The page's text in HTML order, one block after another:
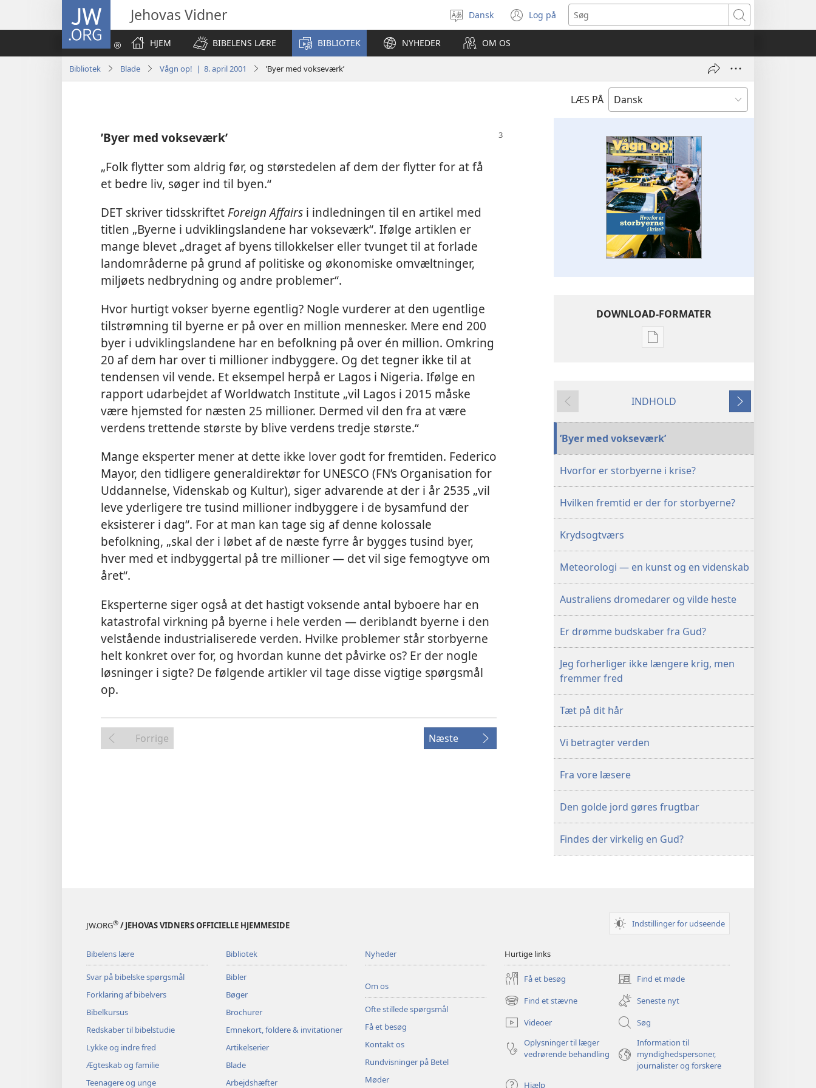
JW.ORG Jehovas Vidner
Vælg
sprog
Dansk Log på
(åbner
nyt
Søg
HJEM
BIBELENS LÆRE BIBLIOTEK NYHEDER OM OS
Bibliotek Blade Vågn op! | 8. april 2001 ’Byer med vokseværk’
LÆS PÅ
’Byer med vokseværk’
„Folk flytter som aldrig før, og størstedelen af dem der flytter for at få
et bedre liv, søger ind til byen.“
DET skriver tidsskriftetForeign Affairs i indledningen til en artikel med
titlen „Byerne i udviklingslandene har vokseværk“. Ifølge artiklen er
mange blevet „draget af byens tillokkelser eller tvunget til at forlade
landområderne på grund af politiske og økonomiske omvæltninger,
miljøets nedbrydning og andre problemer“.
Hvor hurtigt vokser byerne egentlig? Nogle vurderer at den ugentlige
tilstrømning til byerne er på over en million mennesker. Mere end 200
byer i udviklingslandene har en befolkning på over én million. Omkring
20 af dem har over ti millioner indbyggere. Og det tegner ikke til at
tendensen vil vende. Et eksempel herpå er Lagos i Nigeria. Ifølge en
rapport udarbejdet af Worldwatch Institute „vil Lagos i 2015 måske
være hjemsted for næsten 25 millioner. Dermed vil den fra at være
verdens trettende største by blive verdens tredje største.“
Mange eksperter mener at dette ikke lover godt for fremtiden. Federico
Mayor, den tidligere generaldirektør for UNESCO (FN’s Organisation for
Uddannelse, Videnskab og Kultur), siger advarende at der i år 2535 „vil
leve yderligere tre tusind millioner indbyggere i de bysamfund der
eksisterer i dag“. For at man kan tage sig af denne kolossale
befolkning, „skal der i løbet af de næste fyrre år bygges tusind byer,
hver med et indbyggertal på tre millioner — det vil sige femogtyve om
året“.
Eksperterne siger også at det hastigt voksende antal byboere har en
katastrofal virkning på byerne i hele verden — deriblandt byerne i den
velstående industrialiserede verden. Hvilke problemer står storbyerne
helt konkret over for, og hvordan kunne det påvirke os? Er der nogle
løsninger i sigte? De følgende artikler vil tage disse vigtige spørgsmål
op.
Forrige Næste
DOWNLOAD-FORMATER
Indstillinger
publikationer
8.
april
Forrige
INDHOLD
Næste
’Byer med vokseværk’
Hvorfor er storbyerne i krise?
Hvilken fremtid er der for storbyerne?
Krydsogtværs
Meteorologi — en kunst og en videnskab
Australiens dromedarer og vilde heste
Er drømme budskaber fra Gud?
Jeg forherliger ikke længere krig, men
fremmer fred
Tæt på dit hår
Vi betragter verden
Fra vore læsere
Den golde jord gøres frugtbar
Findes der virkelig en Gud?
JW.ORG® / JEHOVAS VIDNERS OFFICIELLE HJEMMESIDE Indstillinger for udseende
Bibelens lære
Svar på bibelske spørgsmål
Forklaring af bibelvers
Bibelkursus
Redskaber til bibelstudie
Lykke og indre fred
Ægteskab og familie
Teenagere og unge
Bibliotek
Bibler
Bøger
Brochurer
Emnekort, foldere & invitationer
Artikelserier
Blade
Arbejdshæfter
Nyheder
Om os
Ofte stillede spørgsmål
Få et besøg
Kontakt os
Rundvisninger på Betel
Møder
Hurtige links
Få et besøg Find et møde
(åbner
nyt
vindue)
Find et stævne
(åbner
nyt
vindue)
Seneste nyt
Videoer
Søg
Oplysninger til læger
vedrørende behandling
Information til
myndighedspersoner,
journalister og forskere
Hjælp